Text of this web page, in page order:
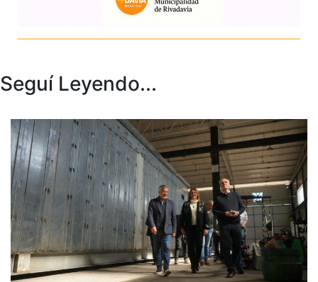
Seguí Leyendo...